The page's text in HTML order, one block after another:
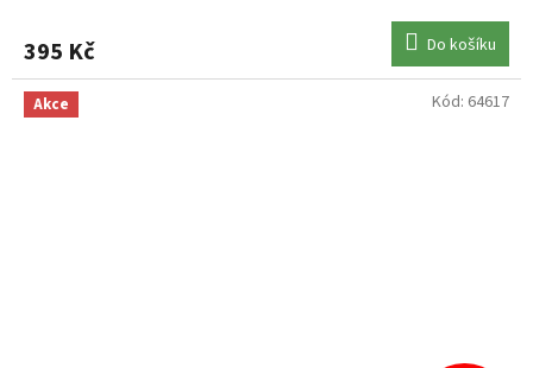
395 Kč Do košíku
Akce Kód: 64617